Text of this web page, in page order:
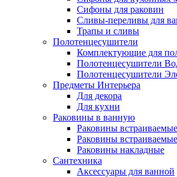
Сифоны для раковин
Сливы-переливы для
Трапы и сливы
Полотенцесушители
Комплектующие для
Полотенцесушители
Полотенцесушители
Предметы Интерьера
Для декора
Для кухни
Раковины в ванную
Раковины
Раковины
Раковины накладные
Сантехника
Аксессуары для ванной